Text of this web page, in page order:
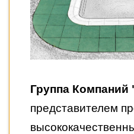
Группа Компаний
представителем